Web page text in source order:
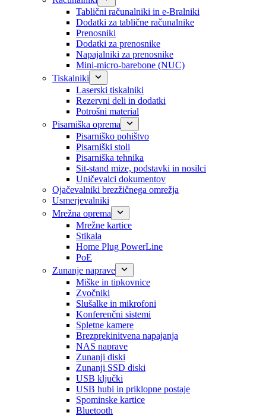
Tablični računalniki in e-Bralniki
Dodatki za tablične računalnike
Prenosniki
Dodatki za prenosnike
Napajalniki za prenosnike
Mini-micro-barebone (NUC)
Tiskalniki
Laserski tiskalniki
Rezervni deli in dodatki
Potrošni material
Pisarniška oprema
Pisarniško pohištvo
Pisarniški stoli
Pisarniška tehnika
Sit-stand mize, podstavki in nosilci
Uničevalci dokumentov
Ojačevalniki brezžičnega omrežja
Usmerjevalniki
Mrežna oprema
Mrežne kartice
Stikala
Home Plug PowerLine
PoE
Zunanje naprave
Miške in tipkovnice
Zvočniki
Slušalke in mikrofoni
Konferenčni sistemi
Spletne kamere
Brezprekinitvena napajanja
NAS naprave
Zunanji diski
Zunanji SSD diski
USB ključki
USB hubi in priklopne postaje
Spominske kartice
Bluetooth